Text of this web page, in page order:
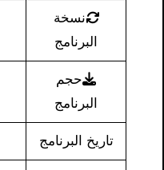
نسخة
البرنامج
حجم
البرنامج
تاريخ البرنامج